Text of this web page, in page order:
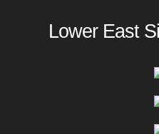
Lower East